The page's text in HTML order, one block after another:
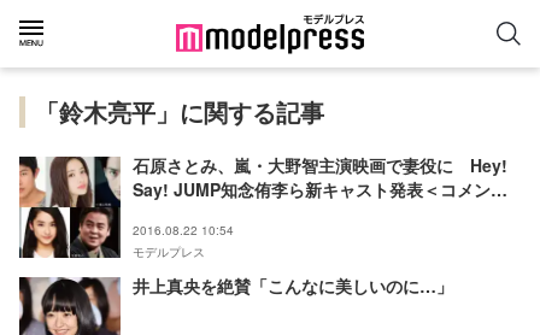
「鈴木亮平」に関する記事
石原さとみ、嵐・大野智主演映画で妻役に Hey!
Say! JUMP知念侑李ら新キャスト発表＜コメント
2016.08.22 10:54
モデルプレス
井上真央を絶賛「こんなに美しいのに…」